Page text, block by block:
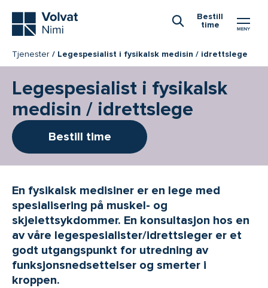
Bestill
time
Tjenester Legespesialist i fysikalsk medisin / idrettslege
Legespesialist i fysikalsk
medisin / idrettslege
Bestill time
En fysikalsk medisiner er en lege med
spesialisering på muskel- og
skjelettsykdommer. En konsultasjon hos en
av våre legespesialister/idrettsleger er et
godt utgangspunkt for utredning av
funksjonsnedsettelser og smerter i
kroppen.